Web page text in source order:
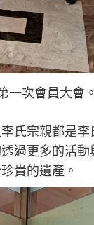
次會員大會
氏宗親都是
過更多的活
貴的遺產。